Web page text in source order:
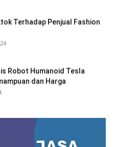
Terhadap Penjual Fashion
Robot Humanoid Tesla
dan Harga